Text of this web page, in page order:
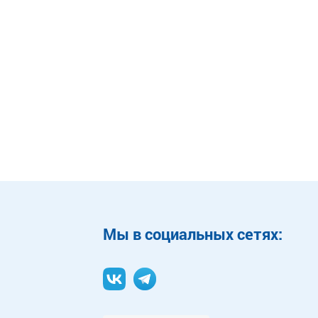
Mы в социальных сетях: